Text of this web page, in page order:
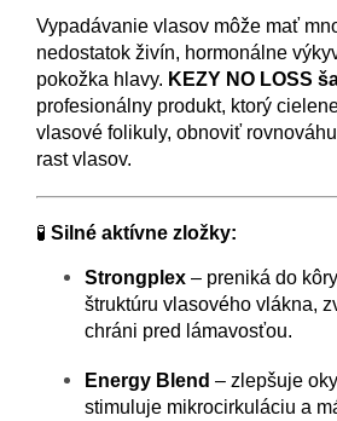
Vypadávanie vlasov môže mať
nedostatok živín, hormonálne
pokožka hlavy. KEZY NO LOSS
profesionálny produkt, ktorý
vlasové folikuly, obnoviť
rast vlasov.
🧪 Silné aktívne zložky:
Strongplex – preniká do
štruktúru vlasového vlákna,
chráni pred lámavosťou.
Energy Blend – zlepšuje
stimuluje mikrocirkuláciu a